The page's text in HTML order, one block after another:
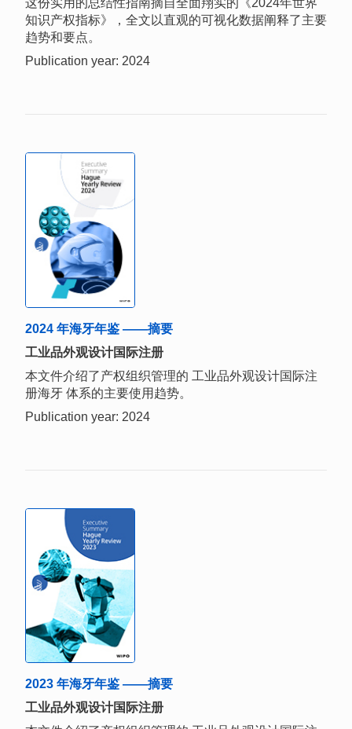
这份实用的总结性指南摘自全面翔实的《2024年世界
知识产权指标》，全文以直观的可视化数据阐释了主要
趋势和要点。
Publication year: 2024
2024 年海牙年鉴 ——摘要
工业品外观设计国际注册
本文件介绍了产权组织管理的 工业品外观设计国际注
册海牙 体系的主要使用趋势。
Publication year: 2024
2023 年海牙年鉴 ——摘要
工业品外观设计国际注册